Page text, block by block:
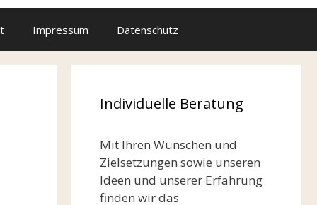
Impressum Datenschutz
Individuelle Beratung
Mit Ihren Wünschen und
Zielsetzungen sowie unseren
Ideen und unserer Erfahrung
finden wir das